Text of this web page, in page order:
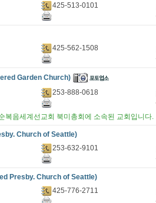
425-513-0101
425-562-1508
Garden Church)
253-888-0618
복음세계선교회 북미총회에 소속된 교회입니다.
Church of Seattle)
253-632-9101
Presby. Church of Seattle)
425-776-2711